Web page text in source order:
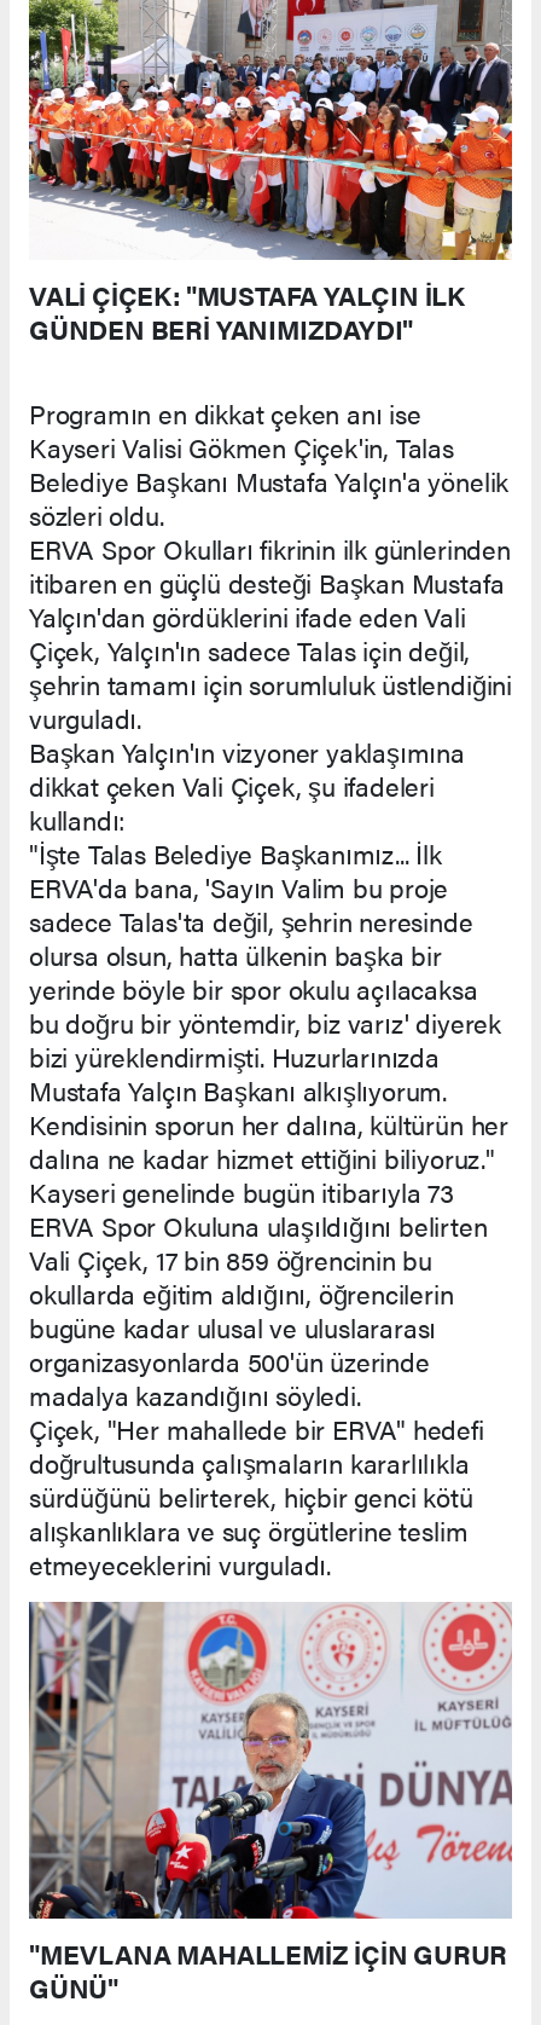
VALİ ÇİÇEK: "MUSTAFA YALÇIN İLK
GÜNDEN BERİ YANIMIZDAYDI"
Programın en dikkat çeken anı ise
Kayseri Valisi Gökmen Çiçek'in, Talas
Belediye Başkanı Mustafa Yalçın'a yönelik
sözleri oldu.
ERVA Spor Okulları fikrinin ilk günlerinden
itibaren en güçlü desteği Başkan Mustafa
Yalçın'dan gördüklerini ifade eden Vali
Çiçek, Yalçın'ın sadece Talas için değil,
şehrin tamamı için sorumluluk üstlendiğini
vurguladı.
Başkan Yalçın'ın vizyoner yaklaşımına
dikkat çeken Vali Çiçek, şu ifadeleri
kullandı:
"İşte Talas Belediye Başkanımız... İlk
ERVA'da bana, 'Sayın Valim bu proje
sadece Talas'ta değil, şehrin neresinde
olursa olsun, hatta ülkenin başka bir
yerinde böyle bir spor okulu açılacaksa
bu doğru bir yöntemdir, biz varız' diyerek
bizi yüreklendirmişti. Huzurlarınızda
Mustafa Yalçın Başkanı alkışlıyorum.
Kendisinin sporun her dalına, kültürün her
dalına ne kadar hizmet ettiğini biliyoruz."
Kayseri genelinde bugün itibarıyla 73
ERVA Spor Okuluna ulaşıldığını belirten
Vali Çiçek, 17 bin 859 öğrencinin bu
okullarda eğitim aldığını, öğrencilerin
bugüne kadar ulusal ve uluslararası
organizasyonlarda 500'ün üzerinde
madalya kazandığını söyledi.
Çiçek, "Her mahallede bir ERVA" hedefi
doğrultusunda çalışmaların kararlılıkla
sürdüğünü belirterek, hiçbir genci kötü
alışkanlıklara ve suç örgütlerine teslim
etmeyeceklerini vurguladı.
"MEVLANA MAHALLEMİZ İÇİN GURUR
GÜNÜ"